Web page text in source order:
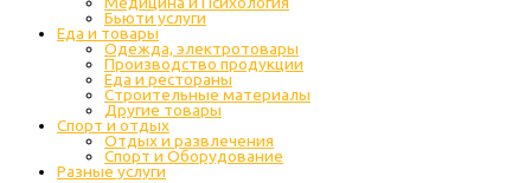
Бьюти услуги
Еда и товары
Одежда, электротовары
Производство продукции
Еда и рестораны
Строительные материалы
Другие товары
Спорт и отдых
Отдых и развлечения
Спорт и Оборудование
Разные услуги